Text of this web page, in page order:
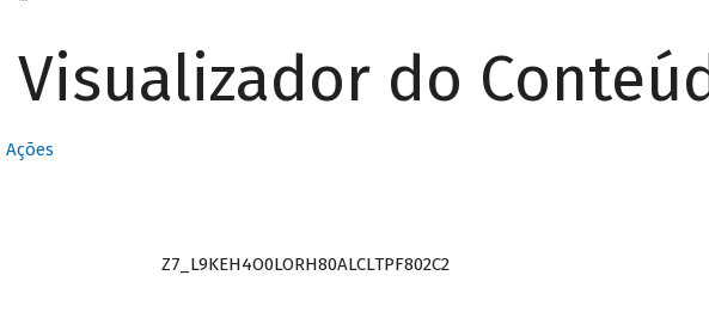
Visualizador do
Ações
Z7_L9KEH4O0LORH80ALCLTPF802C2